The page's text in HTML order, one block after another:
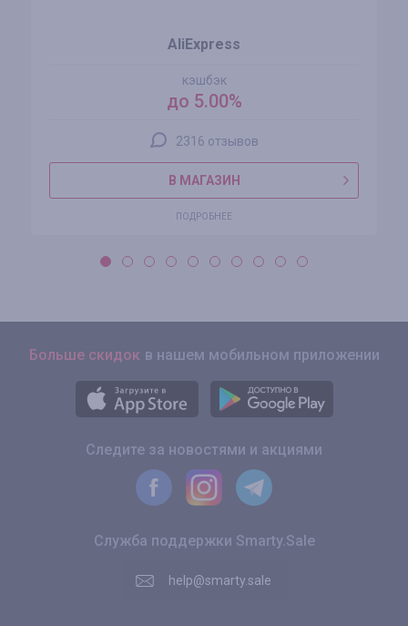
AliExpress
кэшбэк
до 5.00%
2316 отзывов
В МАГАЗИН
ПОДРОБНЕЕ
Больше скидок в нашем мобильном приложении
Следите за новостями и акциями
Служба поддержки Smarty.Sale
help@smarty.sale